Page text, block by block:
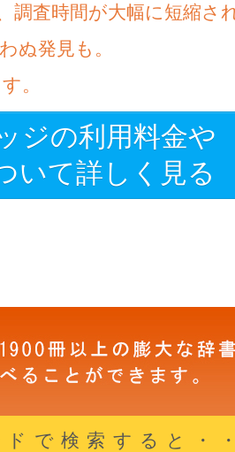
査時間が大幅に短縮さ
ぬ発見も。
。
ジの利用料金や
いて詳しく見る
で検索すると・